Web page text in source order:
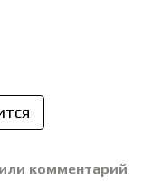
комментарий